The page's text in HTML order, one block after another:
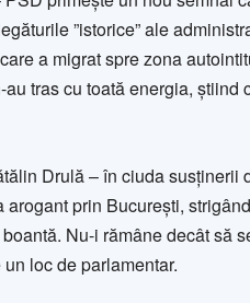
”istorice” ale
a migrat spre zona
tras cu toată energia,
Drulă – în ciuda
arogant prin București,
Nu-i rămâne decât să
loc de parlamentar.